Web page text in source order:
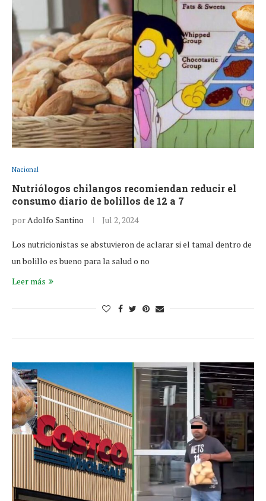
Nacional
Nutriólogos chilangos recomiendan reducir el
consumo diario de bolillos de 12 a 7
porAdolfo Santino Jul 2, 2024
Los nutricionistas se abstuvieron de aclarar si el tamal dentro de
un bolillo es bueno para la salud o no
Leer más